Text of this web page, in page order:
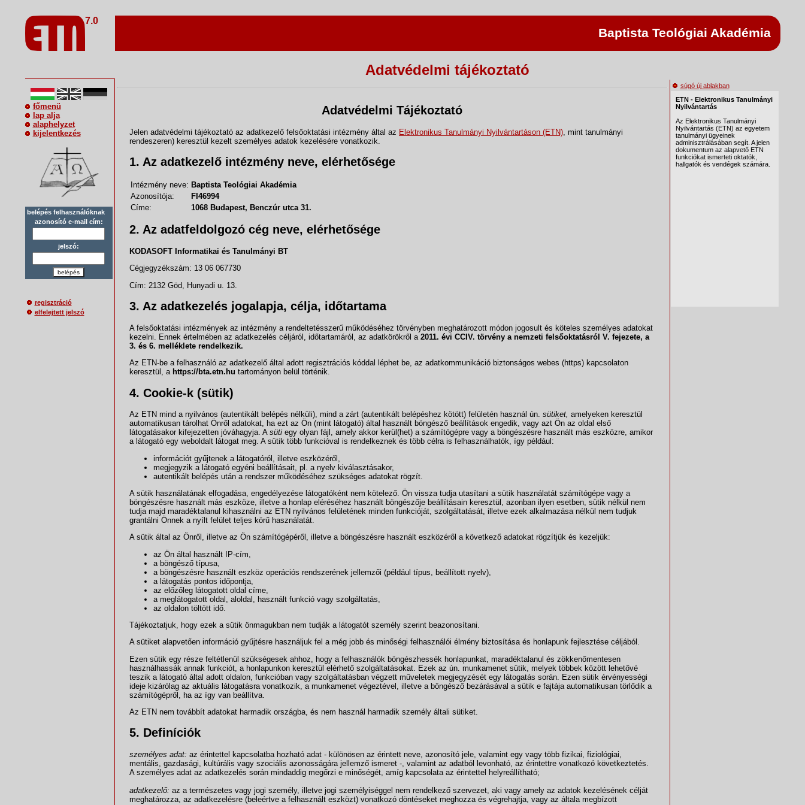
7.0
Baptista Teológiai Akadémia
Adatvédelmi tájékoztató
főmenü
lap alja
alaphelyzet
kijelentkezés
belépés felhasználóknak
azonosító e-mail cím:
jelszó:
belépés
regisztráció
elfelejtett jelszó
Adatvédelmi Tájékoztató
Jelen adatvédelmi tájékoztató az adatkezelő felsőoktatási intézmény által az Elektronikus Tanulmányi Nyilvántartáson (ETN) , mint tanulmányi
rendeszeren) keresztül kezelt személyes adatok kezelésére vonatkozik.
1. Az adatkezelő intézmény neve, elérhetősége
Intézmény neve: Baptista Teológiai Akadémia
Azonosítója:
FI46994
Címe:
1068 Budapest, Benczúr utca 31.
2. Az adatfeldolgozó cég neve, elérhetősége
KODASOFT Informatikai és Tanulmányi BT
Cégjegyzékszám: 13 06 067730
Cím: 2132 Göd, Hunyadi u. 13.
3. Az adatkezelés jogalapja, célja, időtartama
A felsőoktatási intézmények az intézmény a rendeltetésszerű működéséhez törvényben meghatározott módon jogosult és köteles személyes adatokat
kezelni. Ennek értelmében az adatkezelés céljáról, időtartamáról, az adatkörökről a 2011. évi CCIV. törvény a nemzeti felsőoktatásról V. fejezete, a
3. és 6. melléklete rendelkezik.
Az ETN-be a felhasználó az adatkezelő által adott regisztrációs kóddal léphet be, az adatkommunikáció biztonságos webes (https) kapcsolaton
keresztül, a https://bta.etn.hu tartományon belül történik.
4. Cookie-k (sütik)
Az ETN mind a nyilvános (autentikált belépés nélküli), mind a zárt (autentikált belépéshez kötött) felületén használ ún. sütiket, amelyeken keresztül
automatikusan tárolhat Önről adatokat, ha ezt az Ön (mint látogató) által használt böngésző beállítások engedik, vagy azt Ön az oldal első
látogatásakor kifejezetten jóváhagyja. A süti egy olyan fájl, amely akkor kerül(het) a számítógépre vagy a böngészésre használt más eszközre, amikor
a látogató egy weboldalt látogat meg. A sütik több funkcióval is rendelkeznek és több célra is felhasználhatók, így például:
információt gyűjtenek a látogatóról, illetve eszközéről,
megjegyzik a látogató egyéni beállításait, pl. a nyelv kiválasztásakor,
autentikált belépés után a rendszer működéséhez szükséges adatokat rögzít.
A sütik használatának elfogadása, engedélyezése látogatóként nem kötelező. Ön vissza tudja utasítani a sütik használatát számítógépe vagy a
böngészésre használt más eszköze, illetve a honlap eléréséhez használt böngészője beállításain keresztül, azonban ilyen esetben, sütik nélkül nem
tudja majd maradéktalanul kihasználni az ETN nyilvános felületének minden funkcióját, szolgáltatását, illetve ezek alkalmazása nélkül nem tudjuk
grantálni Önnek a nyílt felület teljes körű használatát.
A sütik által az Önről, illetve az Ön számítógépéről, illetve a böngészésre használt eszközéről a következő adatokat rögzítjük és kezeljük:
az Ön által használt IP-cím,
a böngésző típusa,
a böngészésre használt eszköz operációs rendszerének jellemzői (például típus, beállított nyelv),
a látogatás pontos időpontja,
az előzőleg látogatott oldal címe,
a meglátogatott oldal, aloldal, használt funkció vagy szolgáltatás,
az oldalon töltött idő.
Tájékoztatjuk, hogy ezek a sütik önmagukban nem tudják a látogatót személy szerint beazonosítani.
A sütiket alapvetően információ gyűjtésre használjuk fel a még jobb és minőségi felhasználói élmény biztosítása és honlapunk fejlesztése céljából.
Ezen sütik egy része feltétlenül szükségesek ahhoz, hogy a felhasználók böngészhessék honlapunkat, maradéktalanul és zökkenőmentesen
használhassák annak funkciót, a honlapunkon keresztül elérhető szolgáltatásokat. Ezek az ún. munkamenet sütik, melyek többek között lehetővé
teszik a látogató által adott oldalon, funkcióban vagy szolgáltatásban végzett műveletek megjegyzését egy látogatás során. Ezen sütik érvényességi
ideje kizárólag az aktuális látogatásra vonatkozik, a munkamenet végeztével, illetve a böngésző bezárásával a sütik e fajtája automatikusan törlődik a
számítógépről, ha az így van beállítva.
Az ETN nem továbbít adatokat harmadik országba, és nem használ harmadik személy általi sütiket.
5. Definíciók
személyes adat: az érintettel kapcsolatba hozható adat - különösen az érintett neve, azonosító jele, valamint egy vagy több fizikai, fiziológiai,
mentális, gazdasági, kultúrális vagy szociális azonosságára jellemző ismeret -, valamint az adatból levonható, az érintettre vonatkozó következtetés.
A személyes adat az adatkezelés során mindaddig megőrzi e minőségét, amíg kapcsolata az érintettel helyreállítható;
adatkezelő: az a természetes vagy jogi személy, illetve jogi személyiséggel nem rendelkező szervezet, aki vagy amely az adatok kezelésének célját
meghatározza, az adatkezelésre (beleértve a felhasznált eszközt) vonatkozó döntéseket meghozza és végrehajtja, vagy az általa megbízott
súgó új ablakban